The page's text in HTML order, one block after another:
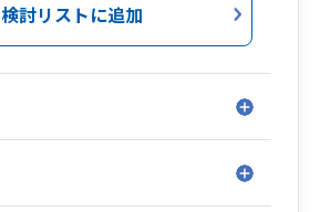
検討リストに追加